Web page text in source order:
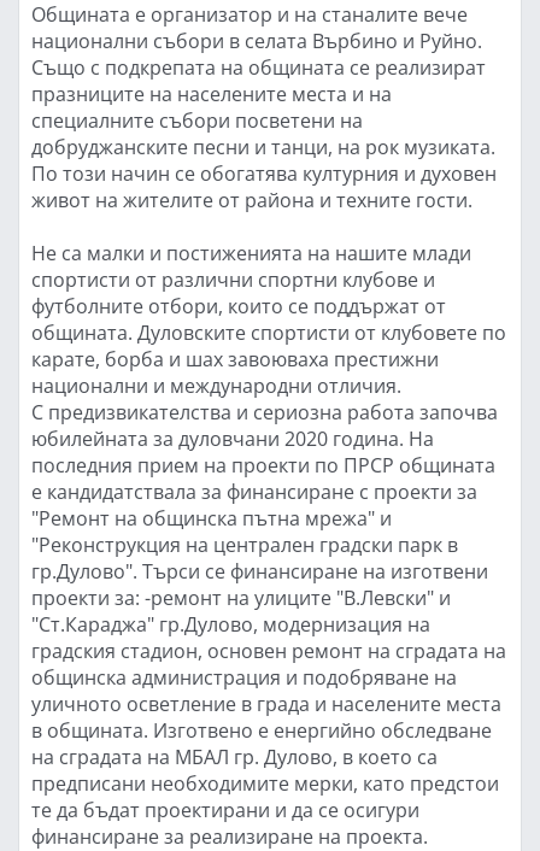
Общината е организатор и на станалите вече
национални събори в селата Върбино и Руйно.
Също с подкрепата на общината се реализират
празниците на населените места и на
специалните събори посветени на
добруджанските песни и танци, на рок музиката.
По този начин се обогатява културния и духовен
живот на жителите от района и техните гости.
Не са малки и постиженията на нашите млади
спортисти от различни спортни клубове и
футболните отбори, които се поддържат от
общината. Дуловските спортисти от клубовете по
карате, борба и шах завоюваха престижни
национални и международни отличия.
С предизвикателства и сериозна работа започва
юбилейната за дуловчани 2020 година. На
последния прием на проекти по ПРСР общината
е кандидатствала за финансиране с проекти за
"Ремонт на общинска пътна мрежа" и
"Реконструкция на централен градски парк в
гр.Дулово". Търси се финансиране на изготвени
проекти за: -ремонт на улиците "В.Левски" и
"Ст.Караджа" гр.Дулово, модернизация на
градския стадион, основен ремонт на сградата на
общинска администрация и подобряване на
уличното осветление в града и населените места
в общината. Изготвено е енергийно обследване
на сградата на МБАЛ гр. Дулово, в което са
предписани необходимите мерки, като предстои
те да бъдат проектирани и да се осигури
финансиране за реализиране на проекта.